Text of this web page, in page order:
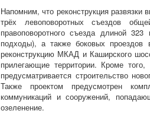
Напомним, что реконструкция развязки
трёх левоповоротных съездов
правоповоротного съезда длиной
подходы), а также боковых
реконструкцию МКАД и Каширского
прилегающие территории. Кроме
предусматривается строительство
Также проектом предусмотрен
коммуникаций и сооружений,
озеленение.